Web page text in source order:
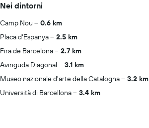
Nei dintorni
Camp Nou
0.6 km
Placa d'Espanya
2.5 km
Fira de Barcelona
2.7 km
Avinguda Diagonal
3.1 km
Museo nazionale d'arte della Catalogna
3.2 km
Università di Barcellona
3.4 km